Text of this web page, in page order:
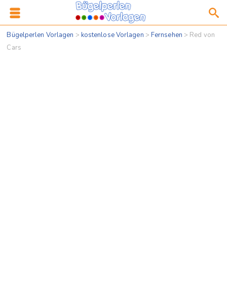
Bügelperlen Vorlagen > kostenlose Vorlagen > Fernsehen > Red von
Cars